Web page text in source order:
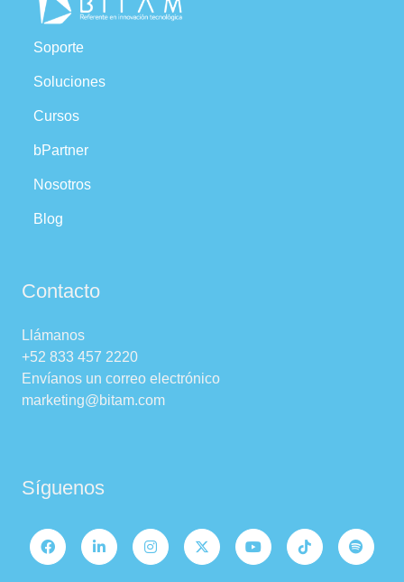
Soporte
Soluciones
Cursos
bPartner
Nosotros
Blog
Contacto
Llámanos
+52 833 457 2220
Envíanos un correo electrónico
marketing@bitam.com
Síguenos